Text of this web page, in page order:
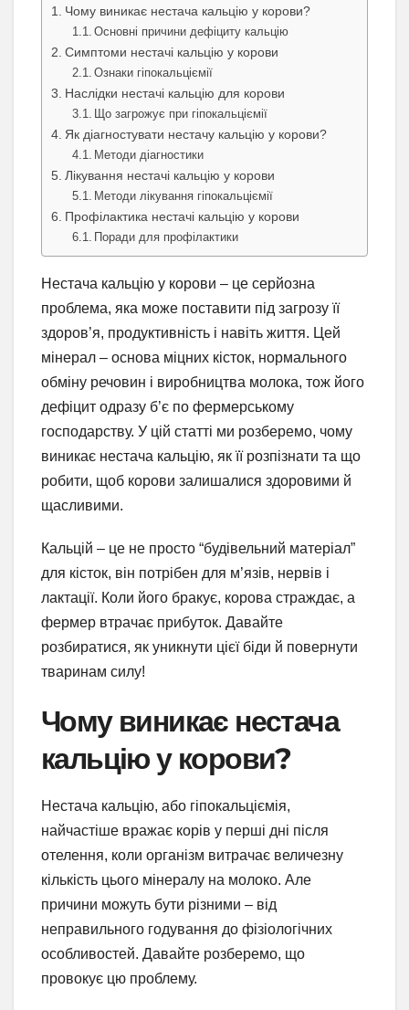
Чому виникає нестача кальцію у корови?
Основні причини дефіциту кальцію
Симптоми нестачі кальцію у корови
Ознаки гіпокальціємії
Наслідки нестачі кальцію для корови
Що загрожує при гіпокальціємії
Як діагностувати нестачу кальцію у корови?
Методи діагностики
Лікування нестачі кальцію у корови
Методи лікування гіпокальціємії
Профілактика нестачі кальцію у корови
Поради для профілактики
Нестача кальцію у корови – це серйозна
проблема, яка може поставити під загрозу її
здоров’я, продуктивність і навіть життя. Цей
мінерал – основа міцних кісток, нормального
обміну речовин і виробництва молока, тож його
дефіцит одразу б’є по фермерському
господарству. У цій статті ми розберемо, чому
виникає нестача кальцію, як її розпізнати та що
робити, щоб корови залишалися здоровими й
щасливими.
Кальцій – це не просто “будівельний матеріал”
для кісток, він потрібен для м’язів, нервів і
лактації. Коли його бракує, корова страждає, а
фермер втрачає прибуток. Давайте
розбиратися, як уникнути цієї біди й повернути
тваринам силу!
Чому виникає нестача
кальцію у корови?
Нестача кальцію, або гіпокальціємія,
найчастіше вражає корів у перші дні після
отелення, коли організм витрачає величезну
кількість цього мінералу на молоко. Але
причини можуть бути різними – від
неправильного годування до фізіологічних
особливостей. Давайте розберемо, що
провокує цю проблему.